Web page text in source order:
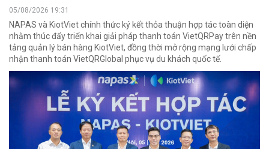
05/08/2026 19:31
NAPAS và KiotViet chính thức ký kết thỏa thuận hợp tác toàn diện
nhằm thúc đẩy triển khai giải pháp thanh toán VietQRPay trên nền
tảng quản lý bán hàng KiotViet, đồng thời mở rộng mạng lưới chấp
nhận thanh toán VietQRGlobal phục vụ du khách quốc tế.